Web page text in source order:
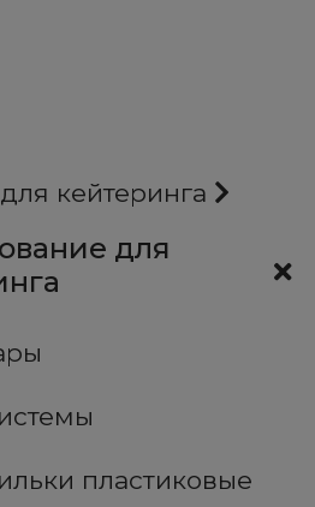
кейтеринга
для
пластиковые